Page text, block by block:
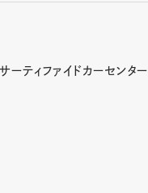
ーティファイドカーセンター